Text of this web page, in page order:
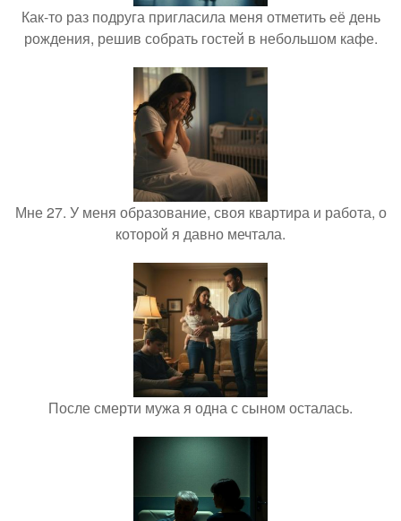
Как-то раз подруга пригласила меня отметить её день
рождения, решив собрать гостей в небольшом кафе.
Мне 27. У меня образование, своя квартира и работа, о
которой я давно мечтала.
После смерти мужа я одна с сыном осталась.